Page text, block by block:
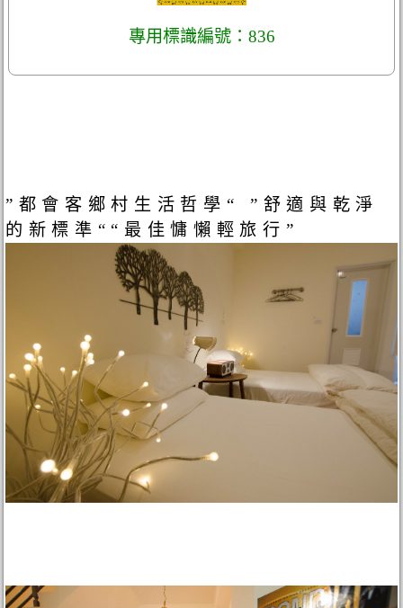
專用標識編號：836
”都會客鄉村生活哲學“ ”舒適與乾淨
的新標準““最佳慵懶輕旅行”